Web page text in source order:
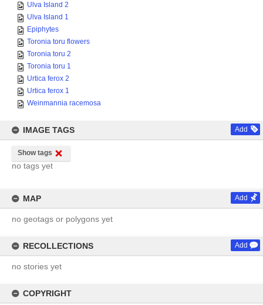
Ulva Island 2
Ulva Island 1
Epiphytes
Toronia toru flowers
Toronia toru 2
Toronia toru 1
Urtica ferox 2
Urtica ferox 1
Weinmannia racemosa
IMAGE TAGS Add
Show tags
no tags yet
MAP Add
no geotags or polygons yet
RECOLLECTIONS Add
no stories yet
COPYRIGHT